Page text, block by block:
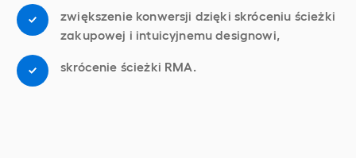
zwiększenie konwersji dzięki skróceniu ścieżki
zakupowej i intuicyjnemu designowi,
skrócenie ścieżki RMA.